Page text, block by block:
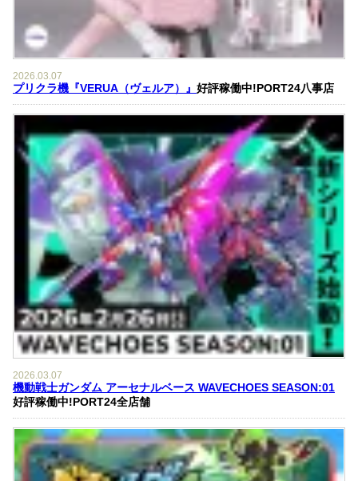
2026.03.07
プリクラ機『VERUA（ヴェルア）』 好評稼働中!PORT24八事店
2026.03.07
機動戦士ガンダム アーセナルベース WAVECHOES SEASON:01
好評稼働中!PORT24全店舗